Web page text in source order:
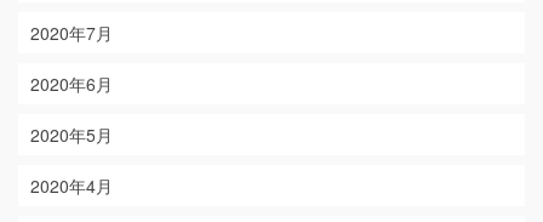
2020年7月
2020年6月
2020年5月
2020年4月